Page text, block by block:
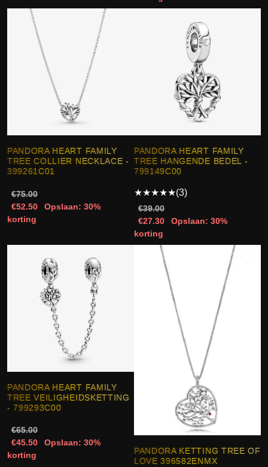
PANDORA HEART FAMILY
TREE COLLIER NECKLACE -
399261C01
€75.00
€52.50
Opslaan: 30%
korting
PANDORA HEART FAMILY
TREE HANGENDE BEDEL -
799149C00
★★★★★(3)
€39.00
€27.30
Opslaan: 30%
korting
PANDORA HEART FAMILY
TREE VEILIGHEIDSKETTING
- 799293C00
€65.00
€45.50
Opslaan: 30%
korting
PANDORA KETTING TREE OF
LOVE 396582ENMX